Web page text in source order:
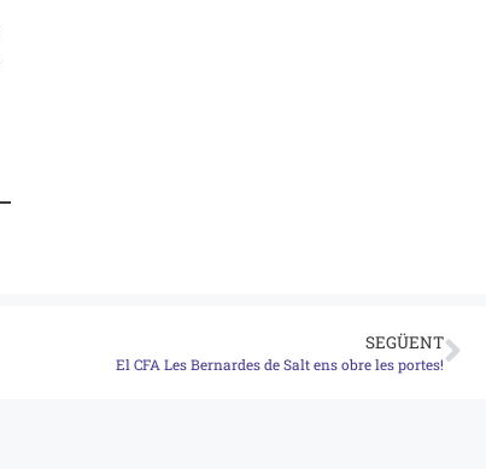
SEGÜENT
El CFA Les Bernardes de Salt ens obre les portes!